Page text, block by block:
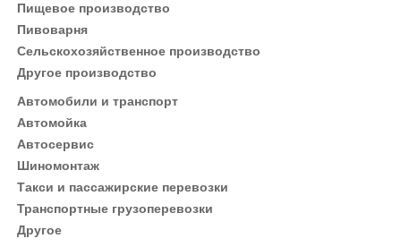
Пищевое производство
Пивоварня
Сельскохозяйственное производство
Другое производство
Автомобили и транспорт
Автомойка
Автосервис
Шиномонтаж
Такси и пассажирские перевозки
Транспортные грузоперевозки
Другое